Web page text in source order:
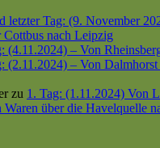
letzter Tag: (9. November
Cottbus nach Leipzig
(4.11.2024) – Von
(2.11.2024) – Von Dalmhorst
zu 1. Tag: (1.11.2024) Von
Waren über die Havelquelle